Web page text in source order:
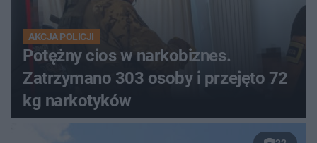
AKCJA POLICJI
Potężny cios w narkobiznes.
Zatrzymano 303 osoby i przejęto 72
kg narkotyków